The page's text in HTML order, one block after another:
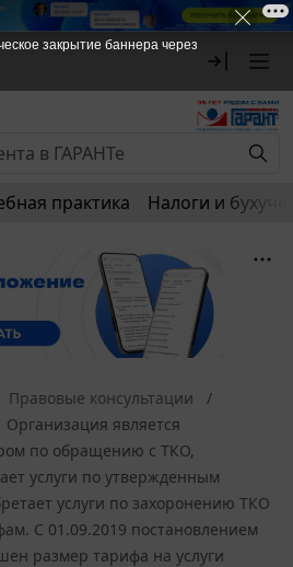
практика Налоги и
Правовые консультации
Организация является
по обращению с ТКО,
услуги по утвержденным
услуги по захоронению ТКО
С 01.09.2019 постановлением
размер тарифа на услуги
закрытие баннера через